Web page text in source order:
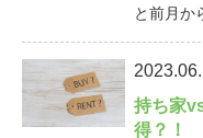
と前月か
持ち家
得？！